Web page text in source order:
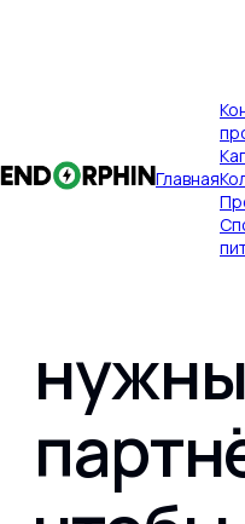
Главная
Главная
Контрактное
Публикации
Какие
нужны